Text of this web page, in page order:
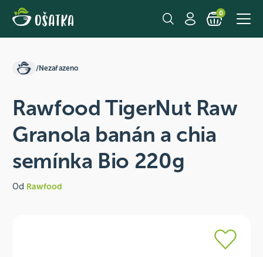
0
/Nezařazeno
Rawfood TigerNut Raw
Granola banán a chia
semínka Bio 220g
Od Rawfood